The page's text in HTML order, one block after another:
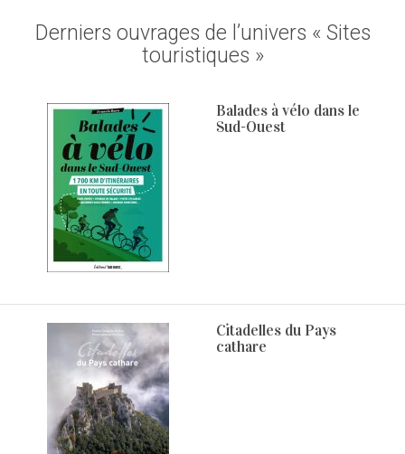
Derniers ouvrages de l’univers « Sites
touristiques »
Balades à vélo dans le
Sud-Ouest
Citadelles du Pays
cathare